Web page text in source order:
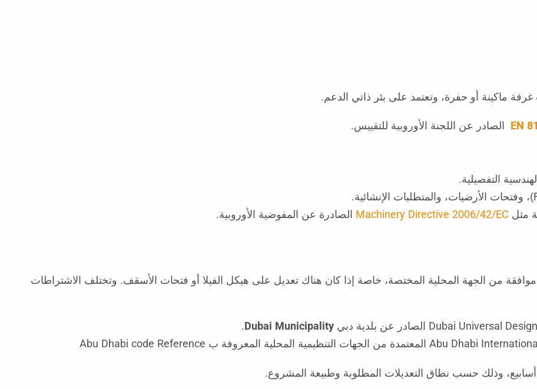
غرفة ماكينة أو حفرة، وتعتمد على بئر ذاتي الدعم.
EN الصادر عن اللجنة الأوروبية للتقييس.
التفصيلية.
مثل Machinery Directive 2006/42/EC الصادرة عن المفوضية الأوروبية.
من الجهة المحلية المختصة، خاصة إذا كان هناك تعديل على هيكل الفيلا أو فتحات الأسقف. وتختلف الاشتراطات
Dubai Municipality
.
وذلك حسب نطاق التعديلات المطلوبة وطبيعة المشروع.